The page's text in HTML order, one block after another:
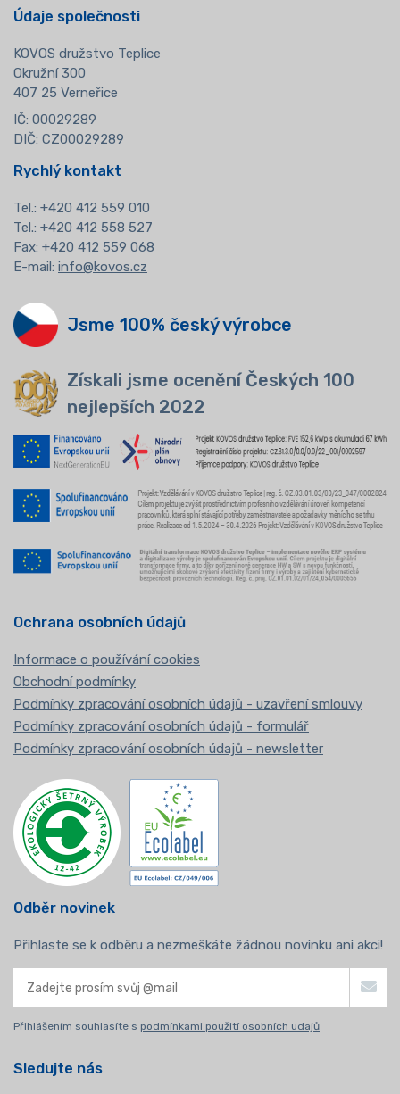
Údaje společnosti
KOVOS družstvo Teplice
Okružní 300
407 25 Verneřice
IČ: 00029289
DIČ: CZ00029289
Rychlý kontakt
Tel.: +420 412 559 010
Tel.: +420 412 558 527
Fax: +420 412 559 068
E-mail: info@kovos.cz
Jsme 100% český výrobce
Získali jsme ocenění Českých 100
nejlepších 2022
Ochrana osobních údajů
Informace o používání cookies
Obchodní podmínky
Podmínky zpracování osobních údajů - uzavření smlouvy
Podmínky zpracování osobních údajů - formulář
Podmínky zpracování osobních údajů - newsletter
Odběr novinek
Přihlaste se k odběru a nezmeškáte žádnou novinku ani akci!
Přihlášením souhlasíte s podmínkami použití osobních udajů
Sledujte nás